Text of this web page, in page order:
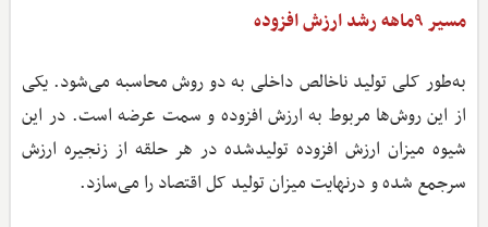
مسیر ۹ماهه رشد ارزش افزوده
به‌طور کلی تولید ناخالص داخلی به دو روش محاسبه می‌شود. یکی
از این روش‌ها مربوط به ارزش افزوده و سمت عرضه است. در این
شیوه میزان ارزش افزوده تولیدشده در هر حلقه از زنجیره ارزش
سرجمع شده و درنهایت میزان تولید کل اقتصاد را می‌سازد.